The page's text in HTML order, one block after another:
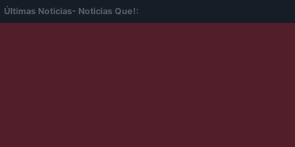
Últimas Noticias- Noticias Que!: